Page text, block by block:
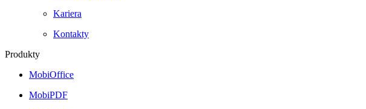
Kariera
Kontakty
Produkty
MobiOffice
MobiPDF